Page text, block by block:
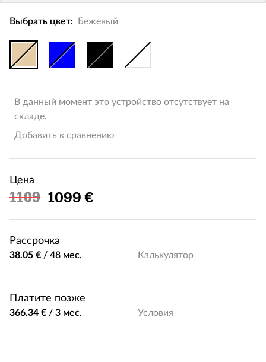
Выбрать цвет: Бежевый
В данный момент это устройство отсутствует на
складе.
Добавить к сравнению
Цена
1109 Льготная цена
1099 €
Рассрочка
38.05 € / 48 мес. Калькулятор
Платите позже
366.34 € / 3 мес. Условия